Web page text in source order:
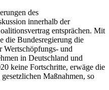
des
innerhalb der
entsprächen. Mit
die Bundesregierung die
Wertschöpfungs- und
in Deutschland und
keine Fortschritte, erwäge die
Maßnahmen, so